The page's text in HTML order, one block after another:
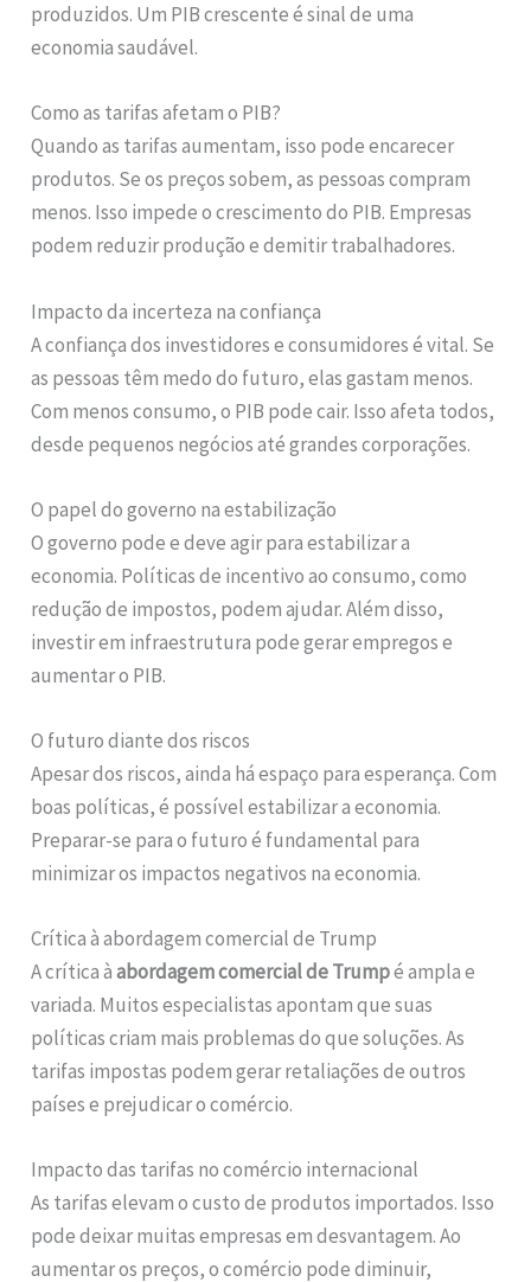
produzidos. Um PIB crescente é sinal de uma
economia saudável.
Como as tarifas afetam o PIB?
Quando as tarifas aumentam, isso pode encarecer
produtos. Se os preços sobem, as pessoas compram
menos. Isso impede o crescimento do PIB. Empresas
podem reduzir produção e demitir trabalhadores.
Impacto da incerteza na confiança
A confiança dos investidores e consumidores é vital. Se
as pessoas têm medo do futuro, elas gastam menos.
Com menos consumo, o PIB pode cair. Isso afeta todos,
desde pequenos negócios até grandes corporações.
O papel do governo na estabilização
O governo pode e deve agir para estabilizar a
economia. Políticas de incentivo ao consumo, como
redução de impostos, podem ajudar. Além disso,
investir em infraestrutura pode gerar empregos e
aumentar o PIB.
O futuro diante dos riscos
Apesar dos riscos, ainda há espaço para esperança. Com
boas políticas, é possível estabilizar a economia.
Preparar-se para o futuro é fundamental para
minimizar os impactos negativos na economia.
Crítica à abordagem comercial de Trump
A crítica àabordagem comercial de Trumpé ampla e
variada. Muitos especialistas apontam que suas
políticas criam mais problemas do que soluções. As
tarifas impostas podem gerar retaliações de outros
países e prejudicar o comércio.
Impacto das tarifas no comércio internacional
As tarifas elevam o custo de produtos importados. Isso
pode deixar muitas empresas em desvantagem. Ao
aumentar os preços, o comércio pode diminuir,